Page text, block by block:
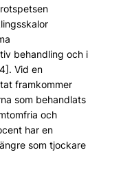
behandling och i
Vid en
framkommer
som behandlats
och
har en
som tjockare